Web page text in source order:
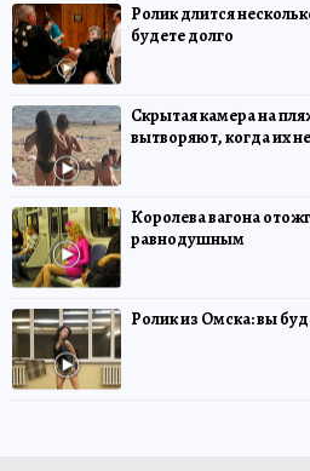
Ролик длится
будете долго
Скрытая камера на
вытворяют, когда их
Королева вагона
равнодушным
Ролик из Омска: вы